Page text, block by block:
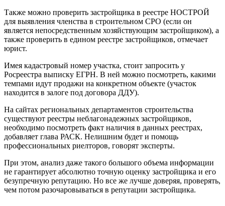
Также можно проверить застройщика в реестре НОСТРОЙ
для выявления членства в строительном СРО (если он
является непосредственным хозяйствующим застройщиком), а
также проверить в едином реестре застройщиков, отмечает
юрист.
Имея кадастровый номер участка, стоит запросить у
Росреестра выписку ЕГРН. В ней можно посмотреть, какими
темпами идут продажи на конкретном объекте (участок
находится в залоге под договора ДДУ).
На сайтах региональных департаментов строительства
существуют реестры неблагонадежных застройщиков,
необходимо посмотреть факт наличия в данных реестрах,
добавляет глава РАСК. Нелишним будет и помощь
профессиональных риелторов, говорят эксперты.
При этом, анализ даже такого большого объема информации
не гарантирует абсолютно точную оценку застройщика и его
безупречную репутацию. Но все же лучше доверяя, проверять,
чем потом разочаровываться в репутации застройщика.